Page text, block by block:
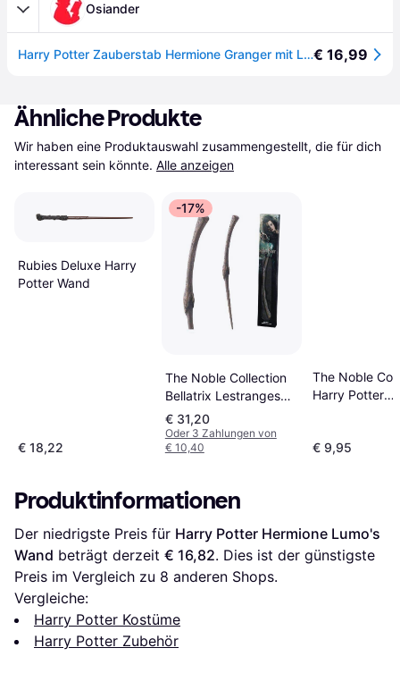
Osiander
Harry Potter Zauberstab Hermione Granger mit LED-Lumos-Spitze, Handbemalt aus Harz, Inklusive App für Lichtzauber & Duelle, ca. 18 cm, batteriebetrieben€ 16,99
Ähnliche Produkte
Wir haben eine Produktauswahl zusammengestellt, die für dich
interessant sein könnte. Alle anzeigen
Rubies Deluxe Harry
Potter Wand
€ 18,22
-17%
The Noble Collection
Bellatrix Lestranges
Wand
€ 31,20
Oder 3 Zahlungen von
€ 10,40
The Noble
Harry Potter
€ 9,95
Produktinformationen
Der niedrigste Preis für Harry Potter Hermione Lumo's
Wand beträgt derzeit € 16,82. Dies ist der günstigste
Preis im Vergleich zu 8 anderen Shops.
Vergleiche:
Harry Potter Kostüme
Harry Potter Zubehör